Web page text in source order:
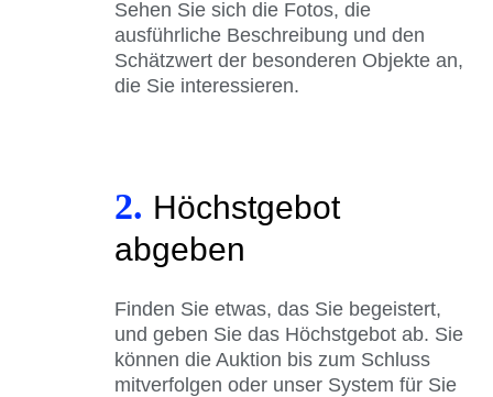
Sehen Sie sich die Fotos, die
ausführliche Beschreibung und den
Schätzwert der besonderen Objekte an,
die Sie interessieren.
2. Höchstgebot
abgeben
Finden Sie etwas, das Sie begeistert,
und geben Sie das Höchstgebot ab. Sie
können die Auktion bis zum Schluss
mitverfolgen oder unser System für Sie